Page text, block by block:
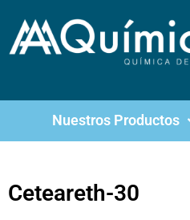
Nuestros Productos
Ceteareth-30